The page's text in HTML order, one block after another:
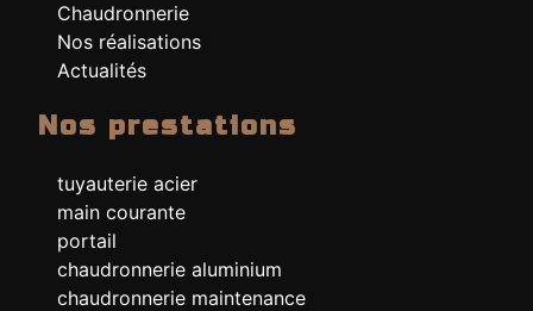
Chaudronnerie
Nos réalisations
Actualités
Nos prestations
tuyauterie acier
main courante
portail
chaudronnerie aluminium
chaudronnerie maintenance